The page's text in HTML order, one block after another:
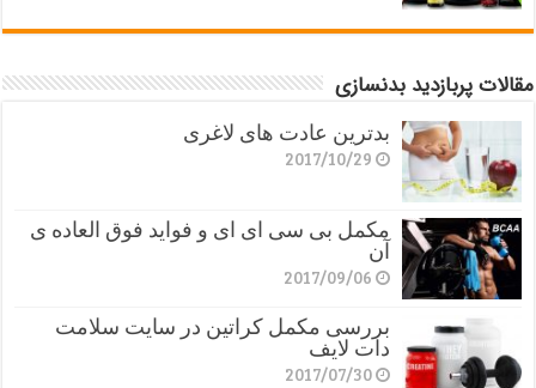
مقالات پربازدید بدنسازی
بدترین عادت های لاغری
2017/10/29
مکمل بی سی ای ای و فواید فوق العاده ی
آن
2017/09/06
بررسی مکمل کراتین در سایت سلامت
دات لایف
2017/07/30